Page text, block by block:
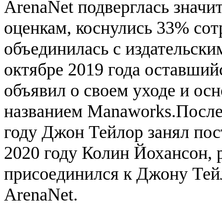
ArenaNet подверглась
оценкам, коснулись 33%
объединилась с
октябре 2019 года
объявил о своем уходе и
названием
году Джон Тейлор занял
2020 году Колин Йохансон,
присоединился к Джону
ArenaNet.